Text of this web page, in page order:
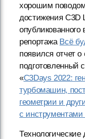
хорошим
достижения
опубликованного
репортажа Всё
появился отчет
подготовленный
«C3Days 2022:
турбомашин,
геометрии и
с инструментами